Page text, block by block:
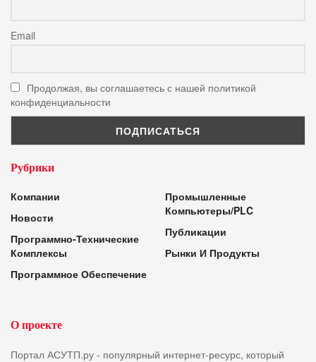
Email
Продолжая, вы соглашаетесь с нашей политикой
конфиденциальности
Рубрики
Компании
Новости
Программно-Технические
Комплексы
Программное Обеспечение
Промышленные
Компьютеры/PLC
Публикации
Рынки И Продукты
О проекте
Портал АСУТП.ру - популярный интернет-ресурс, который